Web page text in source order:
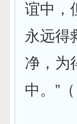
谊中，
永远得
净，为
中。”